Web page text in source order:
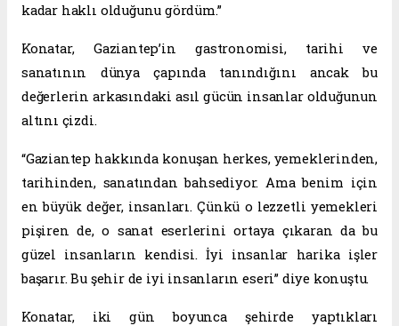
kadar haklı olduğunu gördüm.”
Konatar, Gaziantep’in gastronomisi, tarihi ve
sanatının dünya çapında tanındığını ancak bu
değerlerin arkasındaki asıl gücün insanlar olduğunun
altını çizdi.
“Gaziantep hakkında konuşan herkes, yemeklerinden,
tarihinden, sanatından bahsediyor. Ama benim için
en büyük değer, insanları. Çünkü o lezzetli yemekleri
pişiren de, o sanat eserlerini ortaya çıkaran da bu
güzel insanların kendisi. İyi insanlar harika işler
başarır. Bu şehir de iyi insanların eseri” diye konuştu.
Konatar, iki gün boyunca şehirde yaptıkları